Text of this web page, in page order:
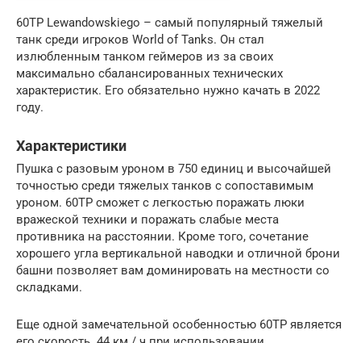
60TP Lewandowskiego – самый популярный тяжелый
танк среди игроков World of Tanks. Он стал
излюбленным танком геймеров из за своих
максимально сбалансированных технических
характеристик. Его обязательно нужно качать в 2022
году.
Характеристики
Пушка с разовым уроном в 750 единиц и высочайшей
точностью среди тяжелых танков с сопоставимым
уроном. 60TP сможет с легкостью поражать люки
вражеской техники и поражать слабые места
противника на расстоянии. Кроме того, сочетание
хорошего угла вертикальной наводки и отличной брони
башни позволяет вам доминировать на местности со
складками.
Еще одной замечательной особенностью 60TP является